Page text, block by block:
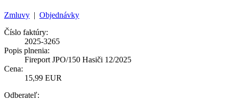
Zmluvy | Objednávky
Číslo faktúry:
2025-3265
Popis plnenia:
Fireport JPO/150 Hasiči 12/2025
Cena:
15,99 EUR
Odberateľ: